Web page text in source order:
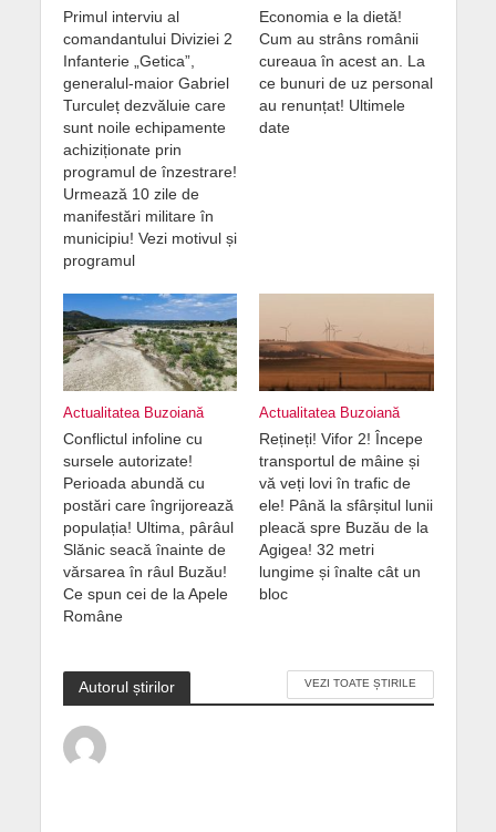
Primul interviu al
comandantului Diviziei 2
Infanterie „Getica”,
generalul-maior Gabriel
Turculeț dezvăluie care
sunt noile echipamente
achiziționate prin
programul de înzestrare!
Urmează 10 zile de
manifestări militare în
municipiu! Vezi motivul și
programul
Economia e la dietă!
Cum au strâns românii
cureaua în acest an. La
ce bunuri de uz personal
au renunțat! Ultimele
date
Actualitatea Buzoiană
Conflictul infoline cu
sursele autorizate!
Perioada abundă cu
postări care îngrijorează
populația! Ultima, pârâul
Slănic seacă înainte de
vărsarea în râul Buzău!
Ce spun cei de la Apele
Române
Actualitatea Buzoiană
Rețineți! Vifor 2! Începe
transportul de mâine și
vă veți lovi în trafic de
ele! Până la sfârșitul lunii
pleacă spre Buzău de la
Agigea! 32 metri
lungime și înalte cât un
bloc
Autorul știrilor VEZI TOATE ȘTIRILE